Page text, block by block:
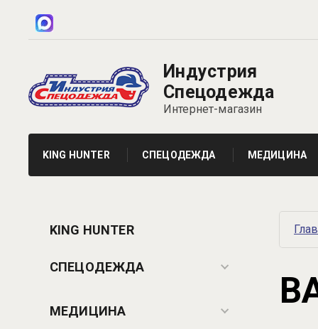
Индустрия
Спецодежда
Интернет-магазин
KING HUNTER СПЕЦОДЕЖДА МЕДИЦИНА
KING HUNTER
СПЕЦОДЕЖДА
МЕДИЦИНА